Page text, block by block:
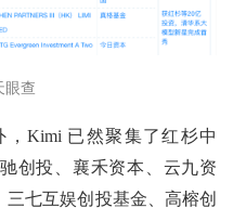
眼查
Kimi 已然聚集了红杉中
创投、襄禾资本、云九资
七互娱创投基金、高榕创